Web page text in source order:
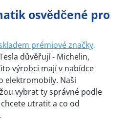
osvědčené pro
prémiové značky,
důvěřují - Michelin,
výrobci mají v nabídce
elektromobily. Naši
vybrat ty správné podle
utratit a co od